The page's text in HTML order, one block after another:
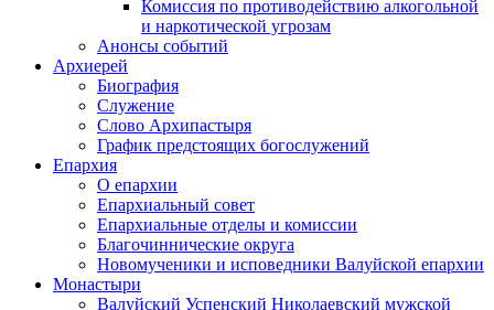
Комиссия по противодействию алкогольной
и наркотической угрозам
Анонсы событий
Архиерей
Биография
Служение
Слово Архипастыря
График предстоящих богослужений
Епархия
О епархии
Епархиальный совет
Епархиальные отделы и комиссии
Благочиннические округа
Новомученики и исповедники Валуйской епархии
Монастыри
Валуйский Успенский Николаевский мужской